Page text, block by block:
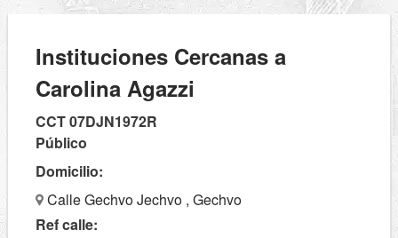
Instituciones Cercanas a
Carolina Agazzi
CCT 07DJN1972R
Público
Domicilio:
Calle Gechvo Jechvo , Gechvo
Ref calle: